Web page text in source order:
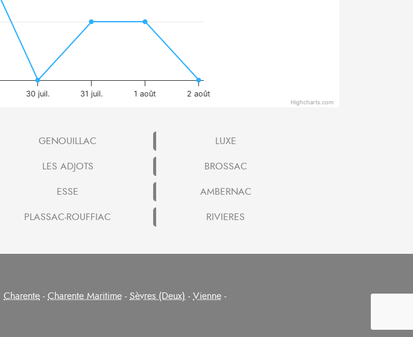
30 juil. 31 juil. 1 août 2 août
Highcharts.com
GENOUILLAC
LUXE
LES ADJOTS
BROSSAC
ESSE
AMBERNAC
PLASSAC-ROUFFIAC RIVIERES
Charente -Charente Maritime -Sèvres (Deux) -Vienne -